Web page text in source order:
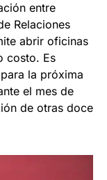
entre
Relaciones
abrir oficinas
costo. Es
la próxima
el mes de
de otras doce